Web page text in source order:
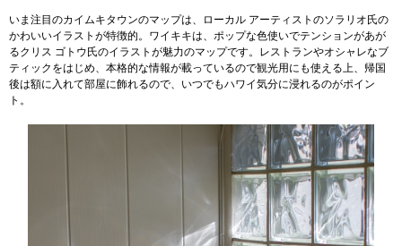
いま注目のカイムキタウンのマップは、ローカル アーティストのソラリオ氏の
かわいいイラストが特徴的。ワイキキは、ポップな色使いでテンションがあが
るクリス ゴトウ氏のイラストが魅力のマップです。レストランやオシャレなブ
ティックをはじめ、本格的な情報が載っているので観光用にも使える上、帰国
後は額に入れて部屋に飾れるので、いつでもハワイ気分に浸れるのがポイン
ト。